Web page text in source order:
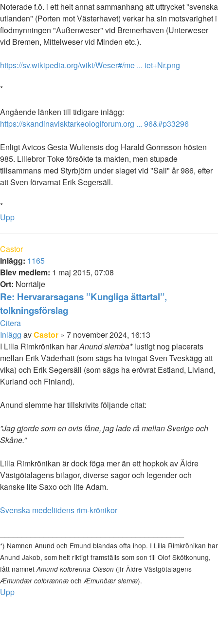
Noterade f.ö. i ett helt annat sammanhang att uttrycket "svenska
utlanden" (Porten mot Västerhavet) verkar ha sin motsvarighet i
flodmynningen "Außenweser" vid Bremerhaven (Unterweser
vid Bremen, Mittelweser vid Minden etc.).
https://sv.wikipedia.org/wiki/Weser#/me ... iet+Nr.png
*
Angående länken till tidigare inlägg:
https://skandinavisktarkeologiforum.org ... 96&#p33296
Enligt Avicos Gesta Wuliensis dog Harald Gormsson hösten
985. Lillebror Toke försökte ta makten, men stupade
tillsammans med Styrbjörn under slaget vid "Sali" år 986, efter
att Sven förvarnat Erik Segersäll.
*
Upp
Castor
Inlägg: 1165
Blev medlem: 1 maj 2015, 07:08
Ort: Norrtälje
Re: Hervararsagans ”Kungliga ättartal”,
tolkningsförslag
Citera
Inlägg avCastor » 7 november 2024, 16:13
I Lilla Rimkrönikan harAnund slemba*lustigt nog placerats
mellan Erik Väderhatt (som sägs ha tvingat Sven Tveskägg att
vika) och Erik Segersäll (som sägs ha erövrat Estland, Livland,
Kurland och Finland).
Anund slemme har tillskrivits följande citat:
”Jag gjorde som en ovis fåne, jag lade rå mellan Sverige och
Skåne.”
Lilla Rimkrönikan är dock föga mer än ett hopkok av Äldre
Västgötalagens bilagor, diverse sagor och legender och
kanske lite Saxo och lite Adam.
Svenska medeltidens rim-krönikor
*) Namnen Anund och Emund blandas ofta ihop. I Lilla Rimkrönikan har
Anund Jakob, som helt riktigt framställs som son till Olof Skötkonung,
fått namnet Amund kolbrenna Olsson (jfr Äldre Västgötalagens
Æmundær colbrænnæ och Æmunðær slemæ).
Upp